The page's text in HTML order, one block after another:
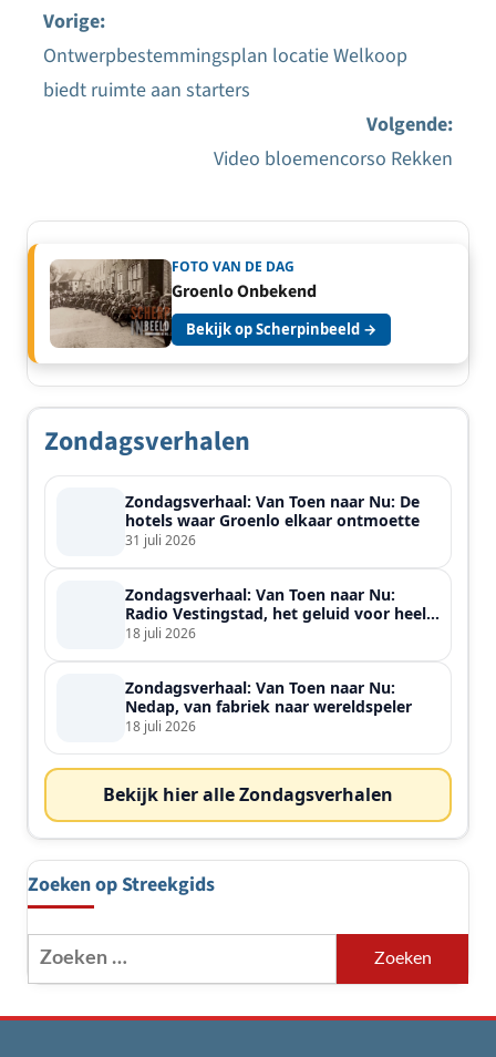
Bericht
Vorige:
Ontwerpbestemmingsplan locatie Welkoop
biedt ruimte aan starters
Volgende:
Video bloemencorso Rekken
FOTO VAN DE DAG
Groenlo Onbekend
Bekijk op Scherpinbeeld →
Zondagsverhalen
Zondagsverhaal: Van Toen naar Nu: De
hotels waar Groenlo elkaar ontmoette
31 juli 2026
Zondagsverhaal: Van Toen naar Nu:
Radio Vestingstad, het geluid voor heel
de streek
18 juli 2026
Zondagsverhaal: Van Toen naar Nu:
Nedap, van fabriek naar wereldspeler
18 juli 2026
Bekijk hier alle Zondagsverhalen
Zoeken op Streekgids
Zoeken
naar: